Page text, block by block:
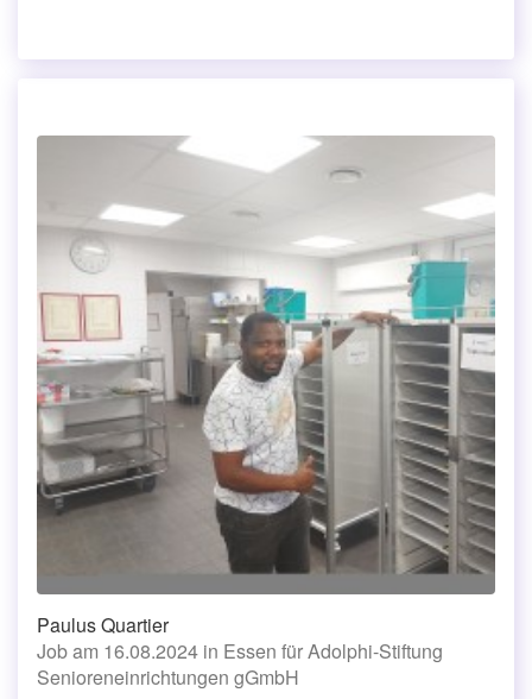
Paulus Quartier
Job am 16.08.2024 in Essen für Adolphi-Stiftung
Senioreneinrichtungen gGmbH